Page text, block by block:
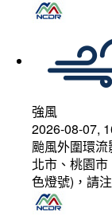
強風
2026-08-07,
颱風外圍環
北市、桃園
色燈號)，請